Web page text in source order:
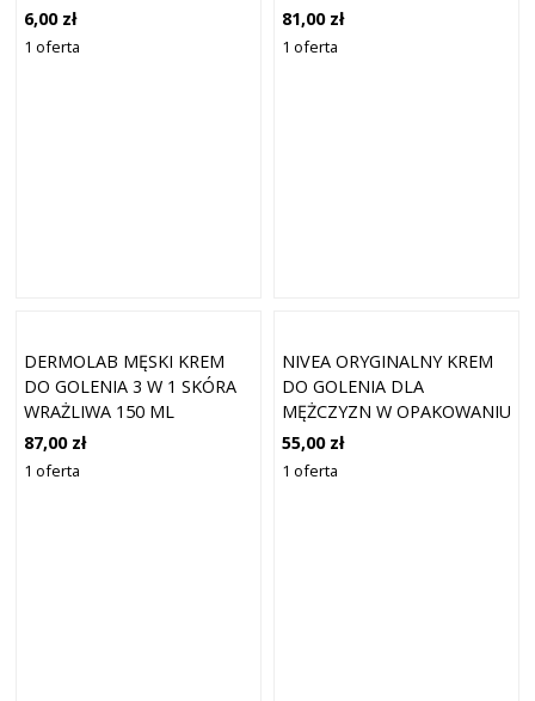
KREM DO GOLENIA, 10 ML
6,00 zł
1 oferta
ADERENCE) 200 ML
81,00 zł
1 oferta
DERMOLAB MĘSKI KREM
DO GOLENIA 3 W 1 SKÓRA
WRAŻLIWA 150 ML
87,00 zł
1 oferta
NIVEA ORYGINALNY KREM
DO GOLENIA DLA
MĘŻCZYZN W OPAKOWANIU
100 ML
55,00 zł
1 oferta